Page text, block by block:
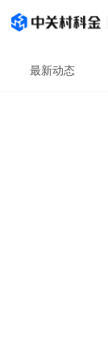
最新动态